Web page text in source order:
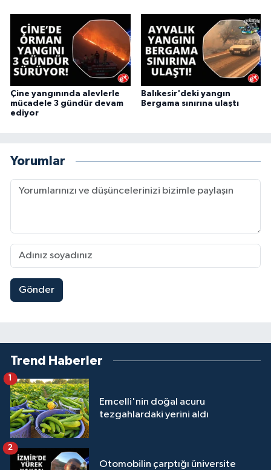
Çine yangınında alevlerle
mücadele 3 gündür devam
ediyor
Balıkesir'deki yangın
Bergama sınırına ulaştı
Yorumlar
Gönder
Trend Haberler
Emcelli'nin doğal acuru
tezgahlardaki yerini aldı
Otomobilin çarptığı üniversite
2